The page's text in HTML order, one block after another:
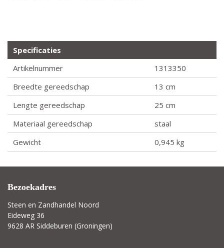
Specificaties
Artikelnummer
1313350
Breedte gereedschap
13 cm
Lengte gereedschap
25 cm
Materiaal gereedschap
staal
Gewicht
0,945 kg
Bezoekadres
Steen en Zandhandel Noord
Eideweg 36
9628 AR Siddeburen (Groningen)